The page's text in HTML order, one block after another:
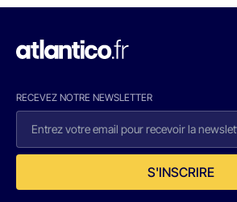
RECEVEZ NOTRE NEWSLETTER
S'INSCRIRE